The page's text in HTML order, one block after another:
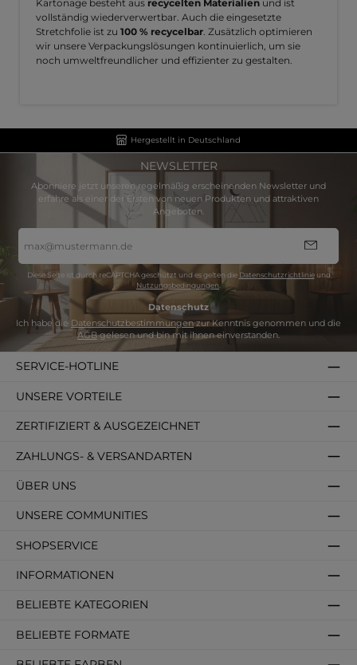
Kartonage besteht aus recycelten Materialien und ist
vollständig wiederverwertbar. Auch die eingesetzte
Stretchfolie ist zu 100 % recycelbar . Zusätzlich optimieren
wir unsere Verpackungslösungen kontinuierlich, um sie
noch umweltfreundlicher und effizienter zu gestalten.
Hergestellt in Deutschland
NEWSLETTER
Abonniere jetzt unseren regelmäßig erscheinenden Newsletter und
erfahre als einer der Ersten von neuen Produkten und attraktiven
Angeboten.
Mail-
Adresse
Diese Seite ist durch reCAPTCHA geschützt und es gelten die Datenschutzrichtlinieund
Nutzungsbedingungen
Datenschutz
Ich habe die Datenschutzbestimmungenzur Kenntnis genommen und die
AGBgelesen und bin mit ihnen einverstanden.
SERVICE-HOTLINE
SHOPSERVICE
INFORMATIONEN
BELIEBTE KATEGORIEN
BELIEBTE FORMATE
ZAHLUNGS- & VERSANDARTEN
ÜBER UNS
ZERTIFIZIERT & AUSGEZEICHNET
UNSERE VORTEILE
UNSERE COMMUNITIES